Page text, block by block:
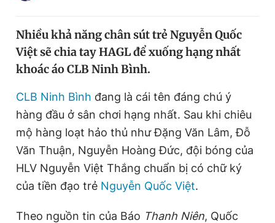
Tin thị trường
Video Magazine
Sản phẩm khác
Tiện ích Bạn cần biết
Thông tin tòa soạn Liên hệ quảng cáo
Nhiều khả năng chân sút trẻ Nguyễn Quốc
Việt sẽ chia tay HAGL để xuống hạng nhất
khoác áo CLB Ninh Bình.
CLB Ninh Bình đang là cái tên đáng chú ý
hàng đầu ở sân chơi hạng nhất. Sau khi chiêu
mộ hàng loạt hảo thủ như Đặng Văn Lâm, Đỗ
Văn Thuận, Nguyễn Hoàng Đức, đội bóng của
HLV Nguyễn Việt Thắng chuẩn bị có chữ ký
của tiền đạo trẻ Nguyễn Quốc Việt.
Theo nguồn tin của Báo Thanh Niên, Quốc